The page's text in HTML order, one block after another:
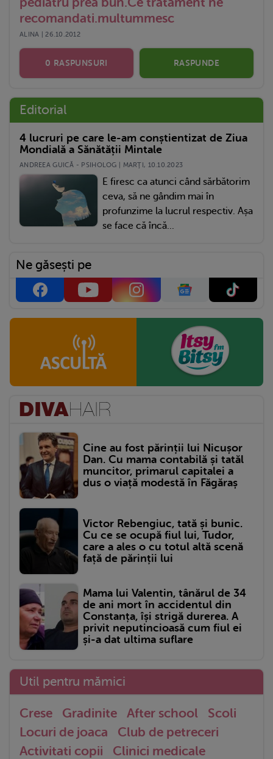
recomandati.multummesc
ALINA | 26.10.2012
0 RASPUNSURI RASPUNDE
Editorial
4 lucruri pe care le-am conștientizat de Ziua
Mondială a Sănătății Mintale
ANDREEA GUICĂ - PSIHOLOG | MARŢI, 10.10.2023
E firesc ca atunci când sărbătorim
ceva, să ne gândim mai în
profunzime la lucrul respectiv. Așa
se face că încă...
Ne găsești pe
Cine au fost părinții lui Nicușor
Dan. Cu mama contabilă și tatăl
muncitor, primarul capitalei a
dus o viață modestă în Făgăraș
Victor Rebengiuc, tată și bunic.
Cu ce se ocupă fiul lui, Tudor,
care a ales o cu totul altă scenă
față de părinții lui
Mama lui Valentin, tânărul de 34
de ani mort în accidentul din
Constanța, își strigă durerea. A
privit neputincioasă cum fiul ei
și-a dat ultima suflare
Util pentru mămici
Crese Gradinite After school
Scoli
Locuri de joaca
Club de petreceri
Activitati copii
Clinici medicale